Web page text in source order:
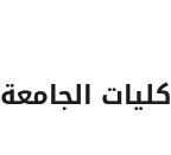
كليات الجامعة